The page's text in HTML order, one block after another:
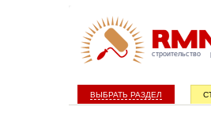
строительство
ВЫБРАТЬ РАЗДЕЛ